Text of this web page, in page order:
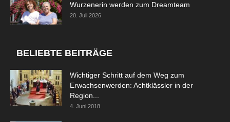
Wurzenerin werden zum Dreamteam
20. Juli 2026
BELIEBTE BEITRÄGE
Wichtiger Schritt auf dem Weg zum
Erwachsenwerden: Achtklässler in der
Region...
4. Juni 2018